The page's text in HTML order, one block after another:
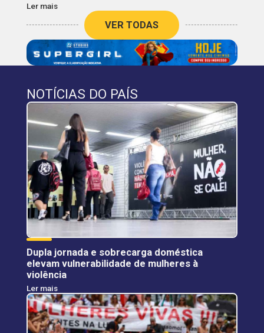
Ler mais
VER TODAS
NOTÍCIAS DO PAÍS
Dupla jornada e sobrecarga doméstica
elevam vulnerabilidade de mulheres à
violência
Ler mais